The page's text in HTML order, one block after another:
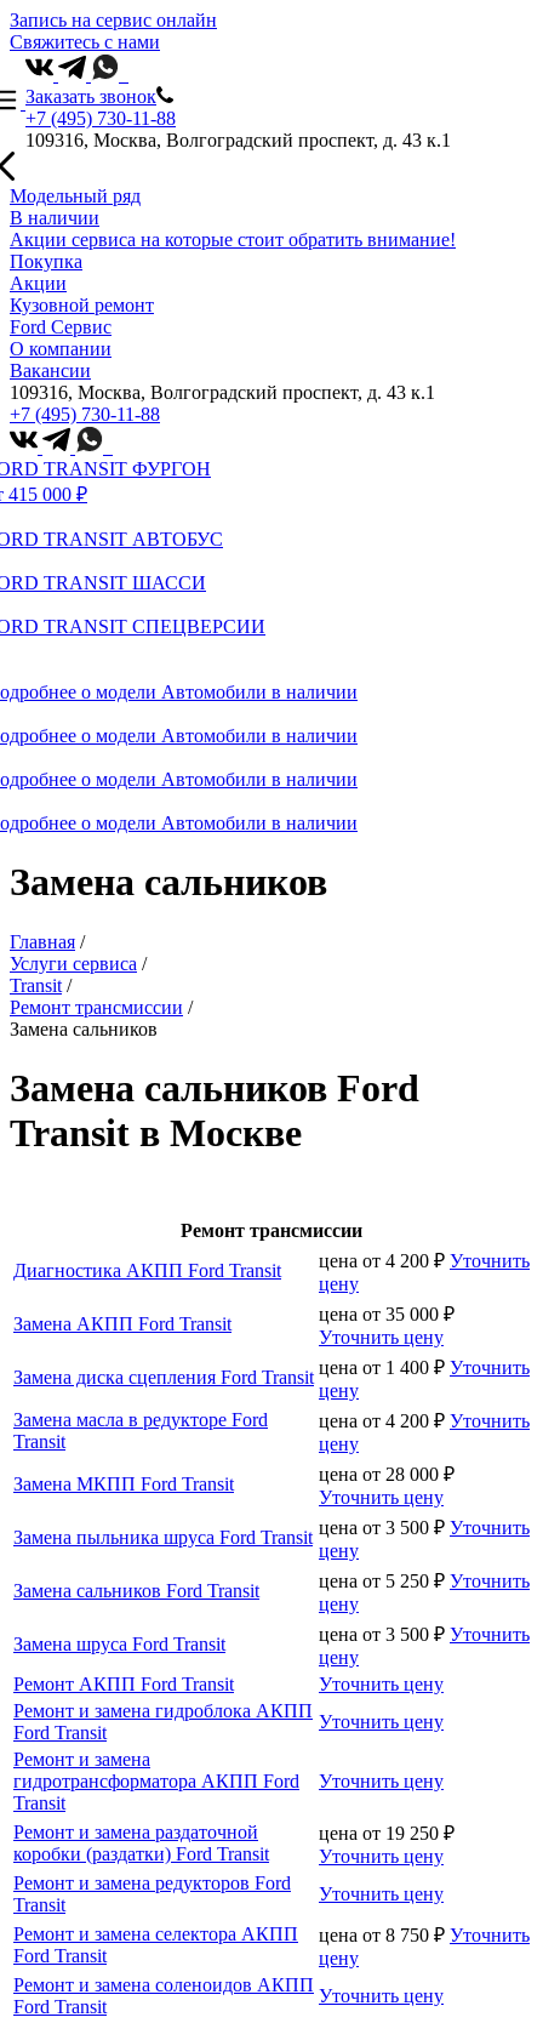
Запись на сервис онлайн
Свяжитесь с нами
Заказать звонок
+7 (495) 730-11-88
109316, Москва, Волгоградский проспект, д. 43 к.1
Модельный ряд
В наличии
Акции сервиса на которые стоит обратить внимание!
Покупка
Акции
Кузовной ремонт
Ford Сервис
О компании
Вакансии
109316, Москва, Волгоградский проспект, д. 43 к.1
+7 (495) 730-11-88
TRANSIT ФУРГОН
415 000 ₽
TRANSIT АВТОБУС
TRANSIT ШАССИ
TRANSIT СПЕЦВЕРСИИ
о модели Автомобили в наличии
о модели Автомобили в наличии
о модели Автомобили в наличии
о модели Автомобили в наличии
Замена сальников
Главная /
Услуги сервиса /
Transit /
Ремонт трансмиссии /
Замена сальников
Замена сальников Ford
Transit в Москве
Ремонт трансмиссии
Диагностика АКПП Ford Transit
цена от 4 200 ₽ Уточнить
цену
Замена АКПП Ford Transit
цена от 35 000 ₽
Уточнить цену
Замена диска сцепления Ford Transit цена от 1 400 ₽ Уточнить
цену
Замена масла в редукторе Ford
Transit
цена от 4 200 ₽ Уточнить
цену
Замена МКПП Ford Transit
цена от 28 000 ₽
Уточнить цену
Замена пыльника шруса Ford Transit цена от 3 500 ₽ Уточнить
цену
Замена сальников Ford Transit
цена от 5 250 ₽ Уточнить
цену
Замена шруса Ford Transit
цена от 3 500 ₽ Уточнить
цену
Ремонт АКПП Ford Transit
Уточнить цену
Ремонт и замена гидроблока АКПП
Ford Transit
Уточнить цену
Ремонт и замена
гидротрансформатора АКПП Ford
Transit
Уточнить цену
Ремонт и замена раздаточной
коробки (раздатки) Ford Transit
цена от 19 250 ₽
Уточнить цену
Ремонт и замена редукторов Ford
Transit
Уточнить цену
Ремонт и замена селектора АКПП
Ford Transit
цена от 8 750 ₽ Уточнить
цену
Ремонт и замена соленоидов АКПП
Ford Transit
Уточнить цену